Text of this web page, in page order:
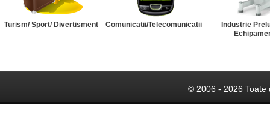
Turism/ Sport/ Divertisment Comunicatii/Telecomunicatii
Industrie
© 2006 - 2026